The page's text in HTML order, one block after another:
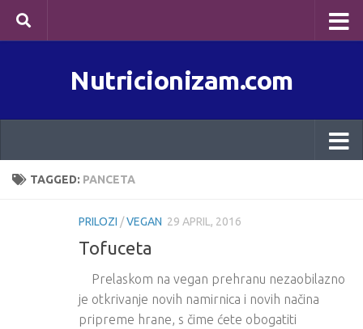
Skip to content
Nutricionizam.com
TAGGED: PANCETA
PRILOZI /VEGAN 29 APRIL, 2016
Tofuceta
Prelaskom na vegan prehranu nezaobilazno
je otkrivanje novih namirnica i novih načina
pripreme hrane, s čime ćete obogatiti